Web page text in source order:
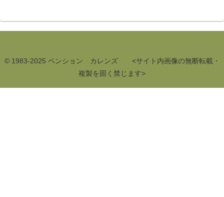
© 1983-2025 ペンション カレンズ <サイト内画像の無断転載・
複製を固く禁じます>